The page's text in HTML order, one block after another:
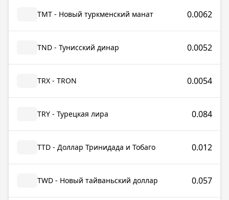
TMT - Новый туркменский манат 0.0062
TND - Тунисский динар 0.0052
TRX - TRON 0.0054
TRY - Турецкая лира 0.084
TTD - Доллар Тринидада и Тобаго 0.012
TWD - Новый тайваньский доллар 0.057